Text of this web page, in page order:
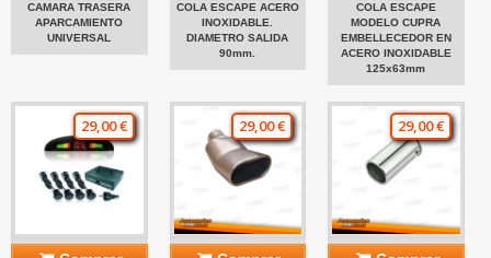
CAMARA TRASERA
APARCAMIENTO
UNIVERSAL
COLA ESCAPE ACERO
INOXIDABLE.
DIAMETRO SALIDA
90mm.
COLA ESCAPE
MODELO CUPRA
EMBELLECEDOR EN
ACERO INOXIDABLE
125x63mm
29,00 € 29,00 € 29,00 €